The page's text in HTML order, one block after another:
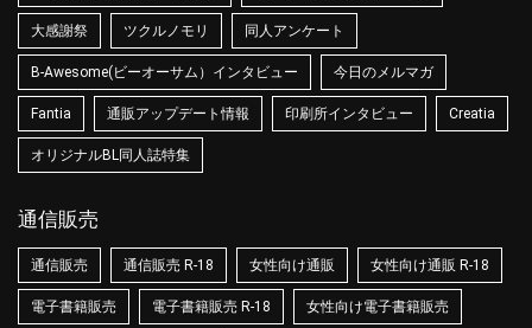
大感謝祭 ツクルノモリ 同人アンケート
B-Awesome(ビーオーサム）インタビュー 今日のメルマガ
Fantia 通販アップデート情報 印刷所インタビュー Creatia
オリジナルBL同人誌特集
通信販売
通信販売 通信販売 R-18 女性向け通販 女性向け通販 R-18
電子書籍販売 電子書籍販売 R-18 女性向け電子書籍販売